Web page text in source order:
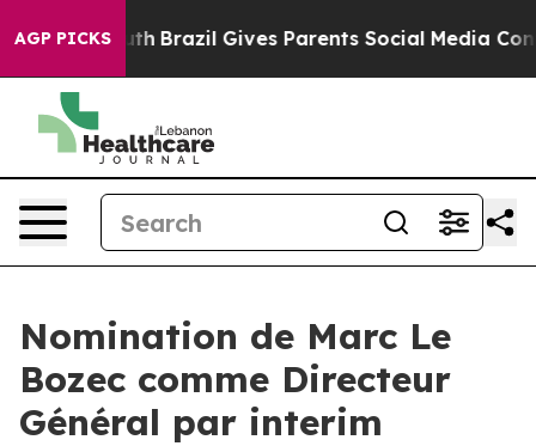
AGP PICKS
to Youth Brazil Gives Parents Social Media Controls
Nomination de Marc Le
Bozec comme Directeur
Général par interim